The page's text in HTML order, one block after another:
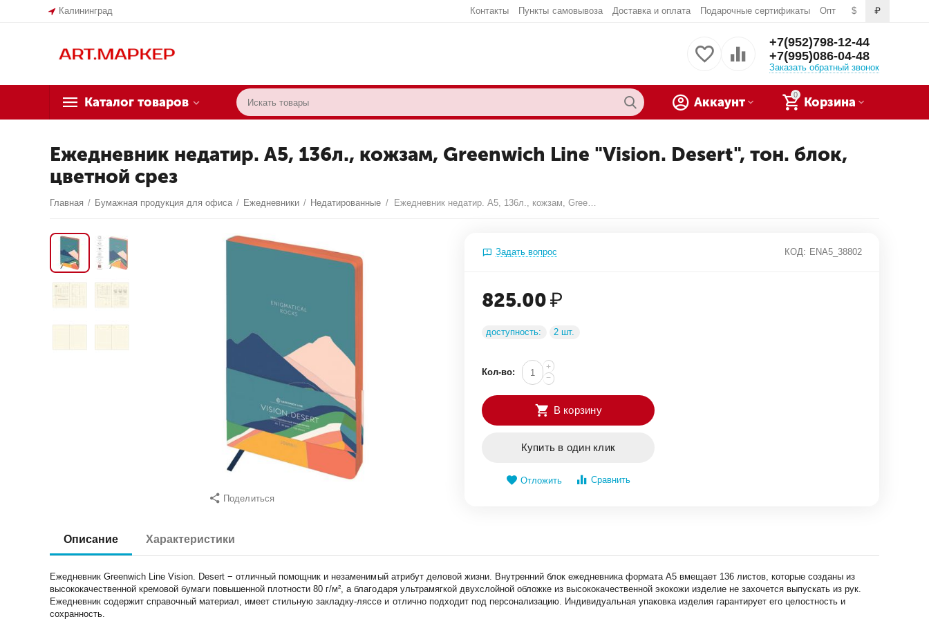
Калининград $ ₽
Контакты Пункты самовывоза Доставка и оплата Подарочные сертификаты Опт
+7(952)798-12-44
+7(995)086-04-48
Заказать обратный звонок
Каталог товаров
0
Корзина
Аккаунт
Ежедневник недатир. А5, 136л., кожзам, Greenwich Line "Vision. Desert", тон. блок,
цветной срез
Главная / Бумажная продукция для офиса / Ежедневники / Недатированные / Ежедневник недатир. А5, 136л., кожзам, Greenwich Line "Vision. Desert", тон. блок, цветной срез
Поделиться
Задать вопрос КОД: ENA5_38802
825.00₽
доступность: 2 шт.
Кол-во:
+
−
В корзину
Купить в один клик
Отложить Сравнить
Описание Характеристики
Ежедневник Greenwich Line Vision. Desert − отличный помощник и незаменимый атрибут деловой жизни. Внутренний блок ежедневника формата A5 вмещает 136 листов, которые созданы из
высококачественной кремовой бумаги повышенной плотности 80 г/м², а благодаря ультрамягкой двухслойной обложке из высококачественной экокожи изделие не захочется выпускать из рук.
Ежедневник содержит справочный материал, имеет стильную закладку-ляссе и отлично подходит под персонализацию. Индивидуальная упаковка изделия гарантирует его целостность и
сохранность.